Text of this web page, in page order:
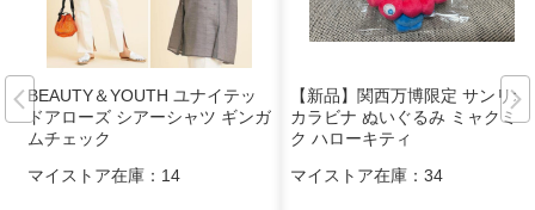
BEAUTY＆YOUTH ユナイテッ
ドアローズ シアーシャツ ギンガ
ムチェック
マイストア在庫： 14
【新品】関西万博限定 サンリオ
カラビナ ぬいぐるみ ミャクミャ
ク ハローキティ
マイストア在庫： 34